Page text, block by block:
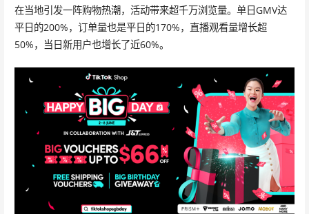
在当地引发一阵购物热潮，活动带来超千万浏览量。单日GMV达
平日的200%，订单量也是平日的170%，直播观看量增长超
50%，当日新用户也增长了近60%。